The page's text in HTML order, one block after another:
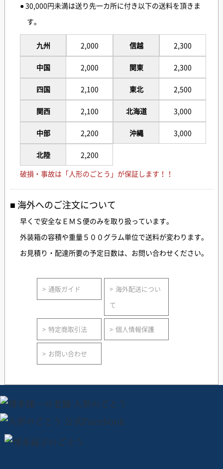
● 30,000円未満は送り先一カ所に付き以下の送料を頂きま
す。
九州
中国
四国
関西
中部
北陸
2,000
2,000
2,100
2,100
2,200
2,200
信越
関東
東北
北海道
沖縄
2,300
2,300
2,500
3,000
3,000
破損・事故は「人形のごとう」が保証します！！
海外へのご注文について
早くで安全なＥＭＳ便のみを取り扱っています。
外装箱の容積や重量５００グラム単位で送料が変わります。
お見積り・配達所要の予定日数は、お問い合わせください。
通販ガイド
海外配送につい
て
特定商取引法 個人情報保護
お問い合わせ